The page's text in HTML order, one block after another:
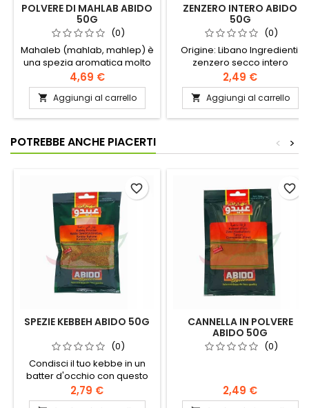
POLVERE DI MAHLAB ABIDO
50G
(0)
Mahaleb (mahlab, mahlep) è
una spezia aromatica molto
usata in Medio Oriente.
Estratta dal nocciolo
dell'amarena, questa spezia
ha un sapore agrodolce e dà
alle preparazioni che la
incorporano. Tradizionalmente,
maamoul, il barazek, ecc. e in
certi tipi di formaggio.
4,69 €
 Aggiungi al carrello
ZENZERO INTERO ABIDO
50G
(0)
Origine: Libano Ingredienti:
zenzero secco intero
Conservare in un luogo
fresco e asciutto.
2,49 €
 Aggiungi al carrello
POTREBBE ANCHE PIACERTI >
<
SPEZIE KEBBEH ABIDO 50G
(0)
Condisci il tuo kebbe in un
batter d'occhio con questo
mix di spezie di Abido.
Origine: Libano Ingredienti:
2,79 €
favorite_border
CANNELLA IN POLVERE
ABIDO 50G
(0)
2,49 €
favorite_border